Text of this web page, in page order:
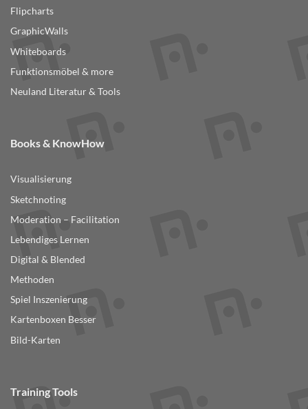
Flipcharts
GraphicWalls
Whiteboards
Funktionsmöbel & more
Neuland Literatur & Tools
Books & KnowHow
Visualisierung
Sketchnoting
Moderation – Facilitation
Lebendiges Lernen
Digital & Blended
Methoden
Spiel Inszenierung
Kartenboxen Besser
Bild-Karten
Training Tools